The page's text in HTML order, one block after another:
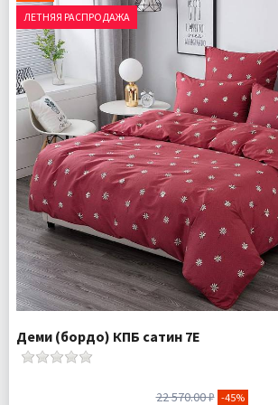
Ткань:
Доставка:
ЛЕТНЯЯ РАСПРОДАЖА
Деми (бордо) КПБ сатин 7Е
22 570.00 ₽ -45%